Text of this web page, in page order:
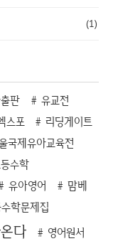
(1)
판
유교전
스포
리딩게이트
국제유아교육전
수학
유아영어
맘베
학문제집
다
영어원서